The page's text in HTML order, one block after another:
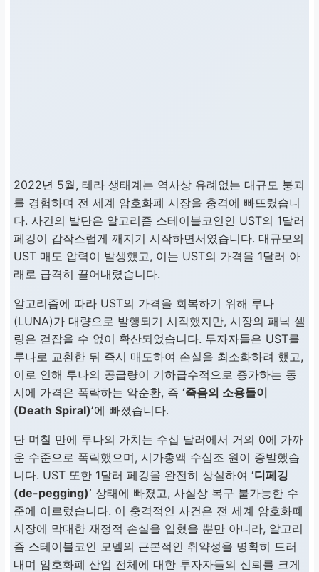
2022년 5월, 테라 생태계는 역사상 유례없는 대규모 붕괴
를 경험하며 전 세계 암호화폐 시장을 충격에 빠뜨렸습니
다. 사건의 발단은 알고리즘 스테이블코인인 UST의 1달러
페깅이 갑작스럽게 깨지기 시작하면서였습니다. 대규모의
UST 매도 압력이 발생했고, 이는 UST의 가격을 1달러 아
래로 급격히 끌어내렸습니다.
알고리즘에 따라 UST의 가격을 회복하기 위해 루나
(LUNA)가 대량으로 발행되기 시작했지만, 시장의 패닉 셀
링은 걷잡을 수 없이 확산되었습니다. 투자자들은 UST를
루나로 교환한 뒤 즉시 매도하여 손실을 최소화하려 했고,
이로 인해 루나의 공급량이 기하급수적으로 증가하는 동
시에 가격은 폭락하는 악순환, 즉 ‘죽음의 소용돌이
(Death Spiral)’에 빠졌습니다.
단 며칠 만에 루나의 가치는 수십 달러에서 거의 0에 가까
운 수준으로 폭락했으며, 시가총액 수십조 원이 증발했습
니다. UST 또한 1달러 페깅을 완전히 상실하여 ‘디페깅
(de-pegging)’ 상태에 빠졌고, 사실상 복구 불가능한 수
준에 이르렀습니다. 이 충격적인 사건은 전 세계 암호화폐
시장에 막대한 재정적 손실을 입혔을 뿐만 아니라, 알고리
즘 스테이블코인 모델의 근본적인 취약성을 명확히 드러
내며 암호화폐 산업 전체에 대한 투자자들의 신뢰를 크게